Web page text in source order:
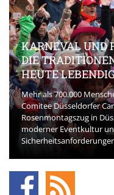
KARNEVAL UND
DIE
HEUTE
Mehr als 700.000
Comitee Düsseldorfer
Rosenmontagszug in
moderner Eventkultur